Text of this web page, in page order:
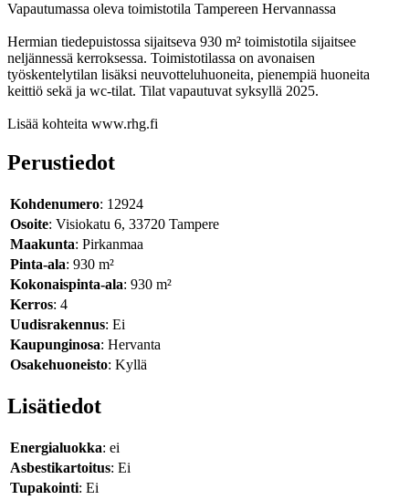
Vapautumassa oleva toimistotila Tampereen Hervannassa
Hermian tiedepuistossa sijaitseva 930 m² toimistotila sijaitsee
neljännessä kerroksessa. Toimistotilassa on avonaisen
työskentelytilan lisäksi neuvotteluhuoneita, pienempiä huoneita
keittiö sekä ja wc-tilat. Tilat vapautuvat syksyllä 2025.
Lisää kohteita www.rhg.fi
Perustiedot
Kohdenumero: 12924
Osoite: Visiokatu 6, 33720 Tampere
Maakunta: Pirkanmaa
Pinta-ala: 930 m²
Kokonaispinta-ala: 930 m²
Kerros: 4
Uudisrakennus: Ei
Kaupunginosa: Hervanta
Osakehuoneisto: Kyllä
Lisätiedot
Energialuokka: ei
Asbestikartoitus: Ei
Tupakointi: Ei